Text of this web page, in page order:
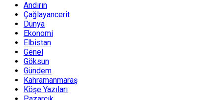
Andırın
Çağlayancerit
Dünya
Ekonomi
Elbistan
Genel
Göksun
Gündem
Kahramanmaraş
Köşe Yazıları